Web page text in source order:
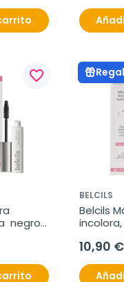
favorite_border
negro,
BELCILS
Belcils
10,90 €